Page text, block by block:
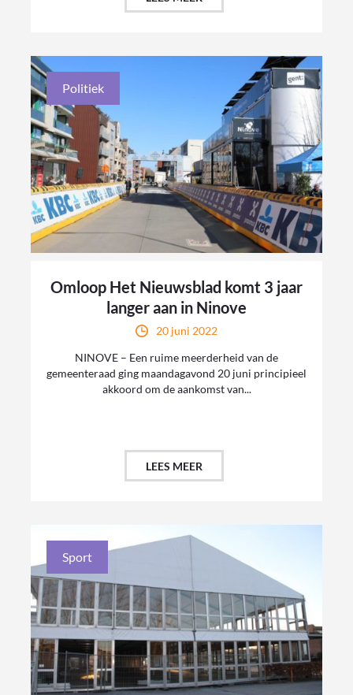
Politiek
Omloop Het Nieuwsblad komt 3 jaar
langer aan in Ninove
20 juni 2022
NINOVE – Een ruime meerderheid van de
gemeenteraad ging maandagavond 20 juni principieel
akkoord om de aankomst van...
LEES MEER
Sport